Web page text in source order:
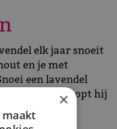
elk jaar snoeit
en je met
een lavendel
hout. Dan loopt hij
te toppen×
maakt